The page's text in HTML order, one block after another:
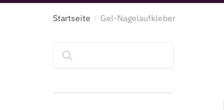
Startseite / Gel-Nagelaufkleber
Suchen